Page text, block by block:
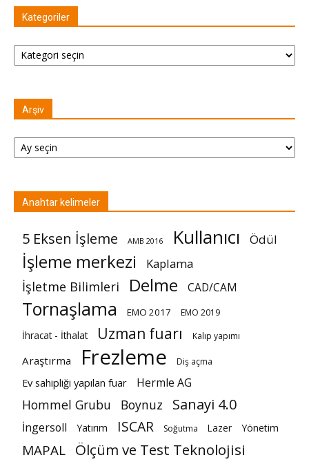
Kategoriler
Kategoriler
Arşiv
Arşiv
Anahtar kelimeler
5 Eksen İşleme AMB 2016 Kullanıcı Ödül
İşleme merkezi Kaplama
İşletme Bilimleri Delme CAD/CAM
Tornaşlama EMO 2017 EMO 2019
İhracat - İthalat Uzman fuarı Kalıp yapımı
Araştırma Frezleme Diş açma
Ev sahipliği yapılan fuar Hermle AG
Hommel Grubu Boynuz Sanayi 4.0
İngersoll Yatırım ISCAR Soğutma Lazer Yönetim
MAPAL Ölçüm ve Test Teknolojisi